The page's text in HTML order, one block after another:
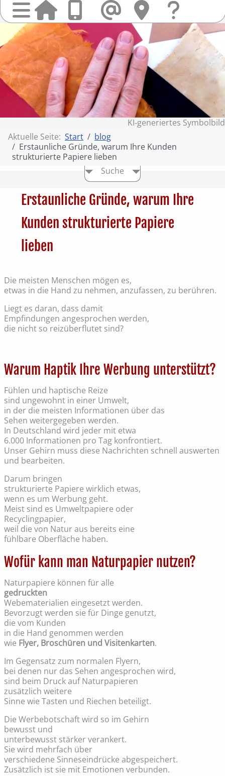
Anrufen
Mail
finden
Sie
uns
&
KI‑generiertes Symbolbild
Aktuelle Seite: Start
blog
Erstaunliche Gründe, warum Ihre Kunden
strukturierte Papiere lieben
Suche
Erstaunliche Gründe, warum Ihre
Kunden strukturierte Papiere
lieben
Die meisten Menschen mögen es,
etwas in die Hand zu nehmen, anzufassen, zu berühren.
Liegt es daran, dass damit
Empfindungen angesprochen werden,
die nicht so reizüberflutet sind?
Warum Haptik Ihre Werbung unterstützt?
Fühlen und haptische Reize
sind ungewohnt in einer Umwelt,
in der die meisten Informationen über das
Sehen weitergegeben werden.
In Deutschland wird jeder mit etwa
6.000 Informationen pro Tag konfrontiert.
Unser Gehirn muss diese Nachrichten schnell auswerten
und bearbeiten.
Darum bringen
strukturierte Papiere wirklich etwas,
wenn es um Werbung geht.
Meist sind es Umweltpapiere oder
Recyclingpapier,
weil die von Natur aus bereits eine
fühlbare Oberfläche haben.
Wofür kann man Naturpapier nutzen?
Naturpapiere können für alle
gedruckten
Webematerialien eingesetzt werden.
Bevorzugt werden sie für Dinge genutzt,
die vom Kunden
in die Hand genommen werden
wie Flyer, Broschüren und Visitenkarten.
Im Gegensatz zum normalen Flyern,
bei denen nur das Sehen angesprochen wird,
sind beim Druck auf Naturpapieren
zusätzlich weitere
Sinne wie Tasten und Riechen beteiligt.
Die Werbebotschaft wird so im Gehirn
bewusst und
unterbewusst stärker verankert.
Sie wird mehrfach über
verschiedene Sinneseindrücke abgespeichert.
Zusätzlich ist sie mit Emotionen verbunden.